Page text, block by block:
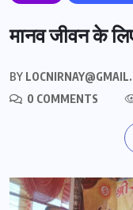
मानव जीवन के
BY
0 COMMENTS